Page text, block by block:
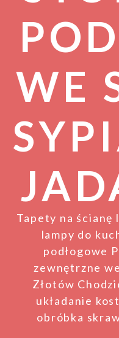
WE
Tapety na ścianę
lampy do
podłogowe
zewnętrzne
Złotów
układanie
obróbka